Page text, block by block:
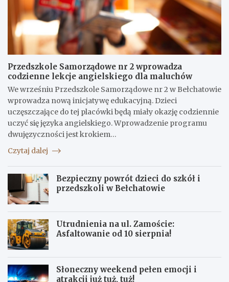
Przedszkole Samorządowe nr 2 wprowadza
codzienne lekcje angielskiego dla maluchów
We wrześniu Przedszkole Samorządowe nr 2 w Bełchatowie
wprowadza nową inicjatywę edukacyjną. Dzieci
uczęszczające do tej placówki będą miały okazję codziennie
uczyć się języka angielskiego. Wprowadzenie programu
dwujęzyczności jest krokiem…
Czytaj dalej
Bezpieczny powrót dzieci do szkół i
przedszkoli w Bełchatowie
Utrudnienia na ul. Zamoście:
Asfaltowanie od 10 sierpnia!
Słoneczny weekend pełen emocji i
atrakcji już tuż, tuż!